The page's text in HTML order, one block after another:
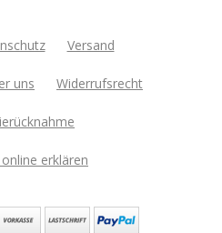
Versand
uns Widerrufsrecht
erklären